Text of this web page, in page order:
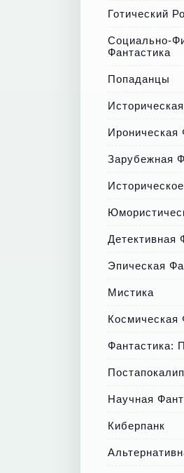
Готический
Социально-
Фантастика
Попаданцы
Ироническая
Зарубежная
Детективная
Эпическая
Мистика
Космическая
Фантастика:
Научная
Киберпанк